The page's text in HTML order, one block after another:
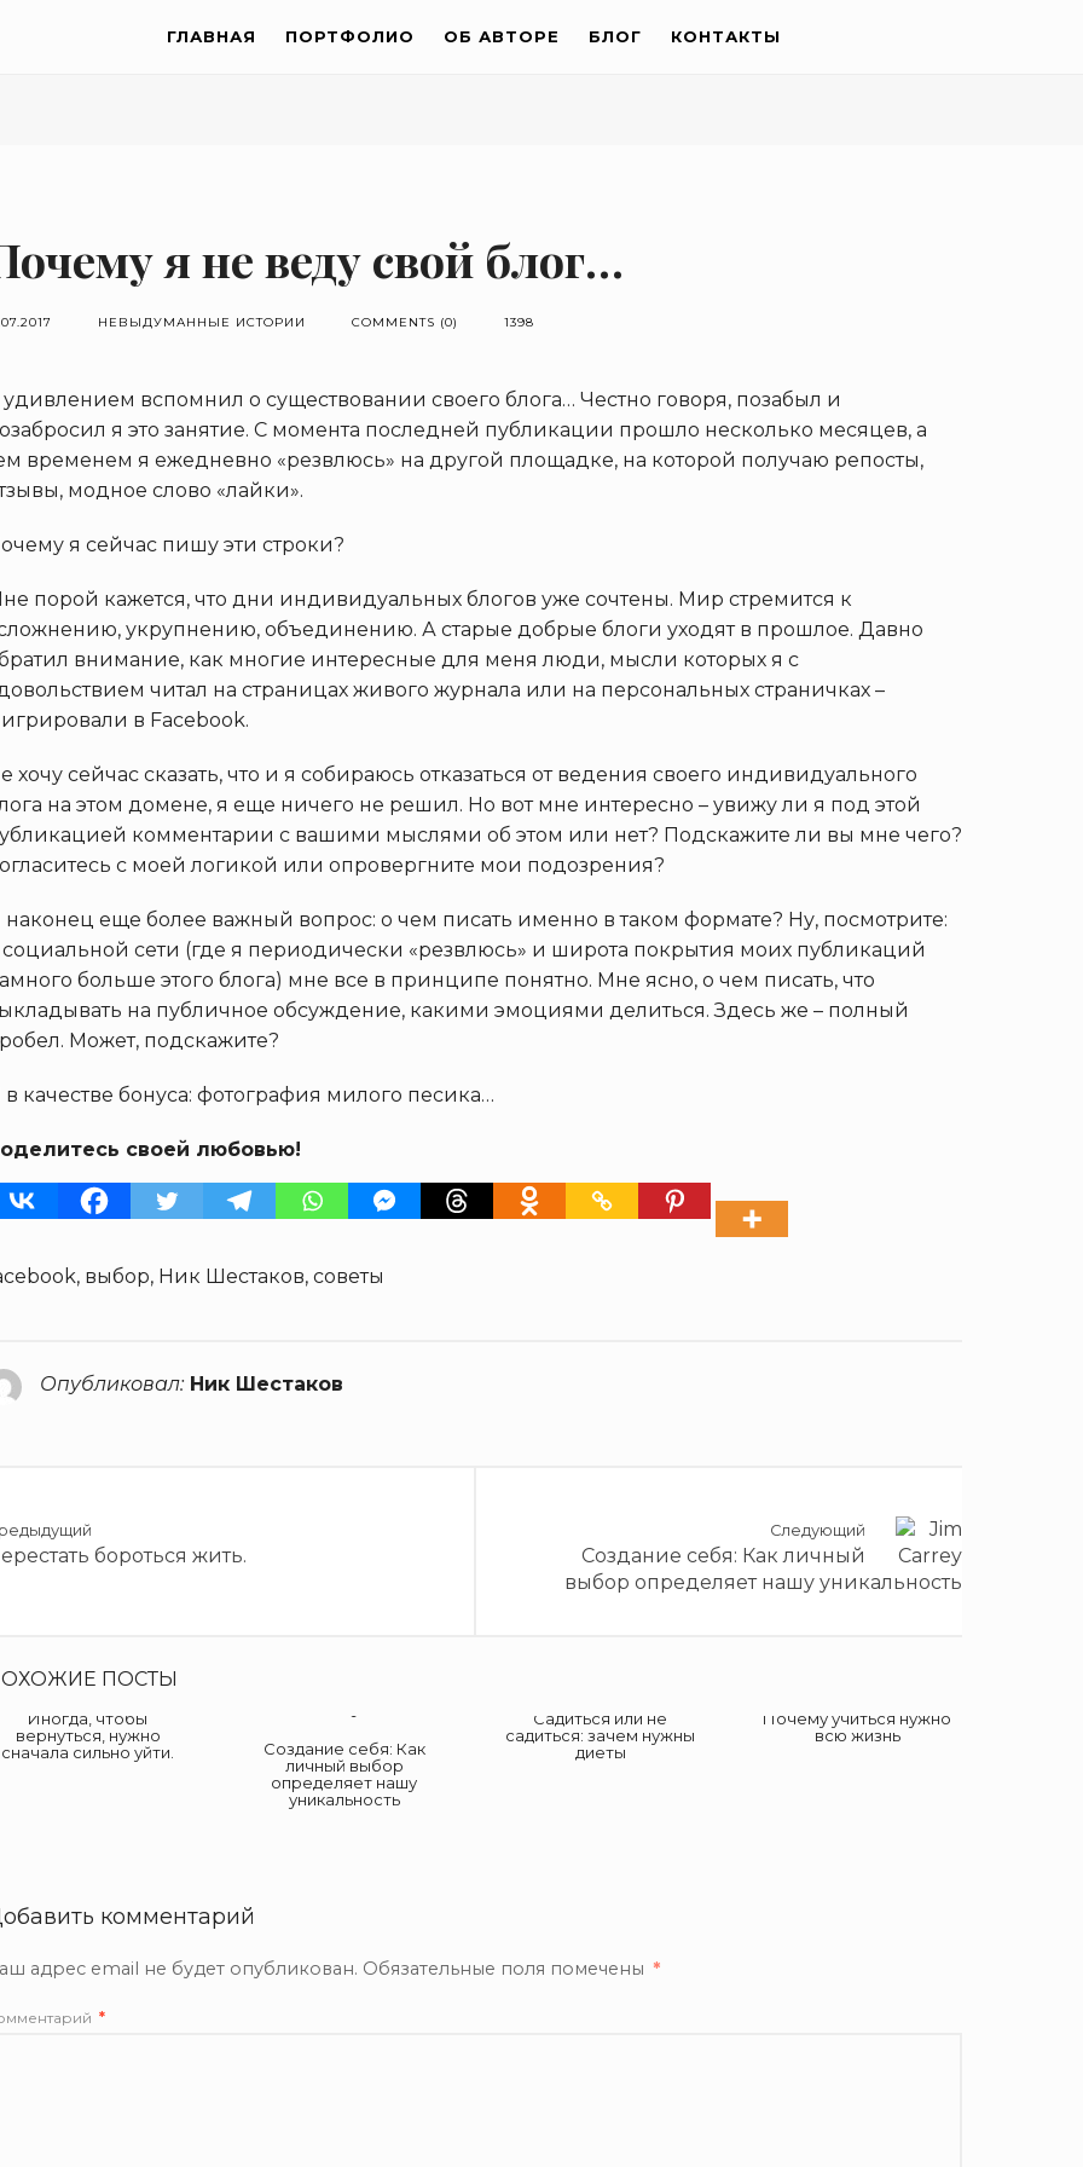
ГЛАВНАЯ ПОРТФОЛИО ОБ АВТОРЕ БЛОГ КОНТАКТЫ
я не веду свой блог…
НЕВЫДУМАННЫЕ ИСТОРИИ COMMENTS (0) 1398
вспомнил о существовании своего блога… Честно говоря, позабыл и
я это занятие. С момента последней публикации прошло несколько месяцев, а
временем я ежедневно «резвлюсь» на другой площадке, на которой получаю репосты,
модное слово «лайки».
я сейчас пишу эти строки?
порой кажется, что дни индивидуальных блогов уже сочтены. Мир стремится к
укрупнению, объединению. А старые добрые блоги уходят в прошлое. Давно
внимание, как многие интересные для меня люди, мысли которых я с
читал на страницах живого журнала или на персональных страничках –
в Facebook.
хочу сейчас сказать, что и я собираюсь отказаться от ведения своего индивидуального
на этом домене, я еще ничего не решил. Но вот мне интересно – увижу ли я под этой
комментарии с вашими мыслями об этом или нет? Подскажите ли вы мне чего?
с моей логикой или опровергните мои подозрения?
наконец еще более важный вопрос: о чем писать именно в таком формате? Ну, посмотрите:
социальной сети (где я периодически «резвлюсь» и широта покрытия моих публикаций
больше этого блога) мне все в принципе понятно. Мне ясно, о чем писать, что
на публичное обсуждение, какими эмоциями делиться. Здесь же – полный
Может, подскажите?
в качестве бонуса: фотография милого песика…
своей любовью!
, выбор, Ник Шестаков, советы
Опубликовал: Ник Шестаков
бороться жить.
Следующий
Создание себя: Как личный
выбор определяет нашу уникальность
ПОСТЫ
Иногда, чтобы
вернуться, нужно
сначала сильно уйти.
Создание себя: Как
личный выбор
определяет нашу
уникальность
Садиться или не
садиться: зачем нужны
диеты
Почему учиться нужно
всю жизнь
комментарий
адрес email не будет опубликован. Обязательные поля помечены *
*